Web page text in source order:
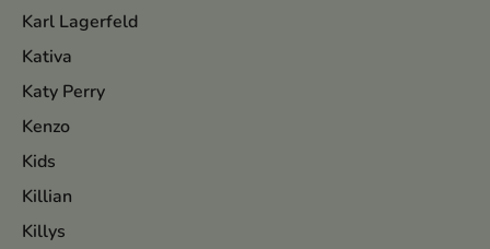
Karl Lagerfeld
Kativa
Katy Perry
Kenzo
Kids
Killian
Killys